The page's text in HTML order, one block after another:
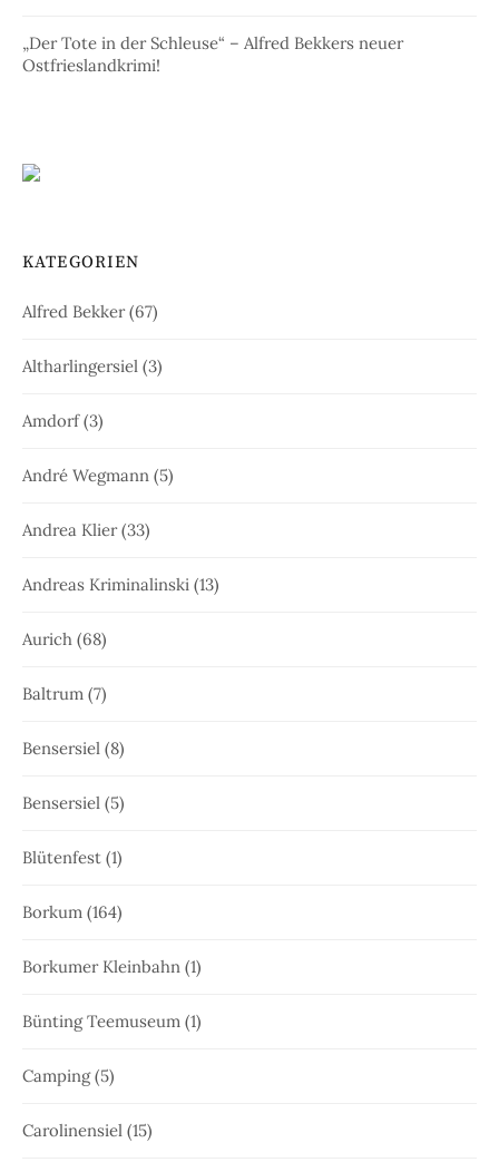
„Der Tote in der Schleuse“ – Alfred Bekkers neuer
Ostfrieslandkrimi!
KATEGORIEN
Alfred Bekker(67)
Altharlingersiel (3)
Amdorf(3)
André Wegmann (5)
Andrea Klier(33)
Andreas Kriminalinski (13)
Aurich (68)
Baltrum (7)
Bensersiel (8)
Bensersiel (5)
Blütenfest (1)
Borkum (164)
Borkumer Kleinbahn (1)
Bünting Teemuseum (1)
Camping(5)
Carolinensiel (15)